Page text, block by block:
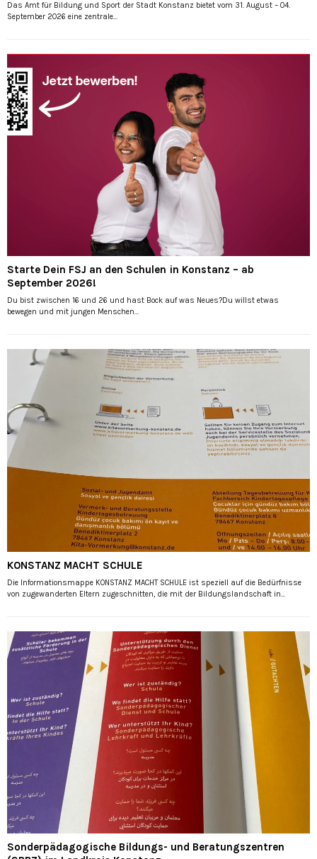
Das Amt für Bildung und Sport der Stadt Konstanz bietet vom 31. August – 04.
September 2026 eine zentrale...
Starte Dein FSJ an den Schulen in Konstanz – ab
September 2026!
Du bist zwischen 16 und 26 und hast Bock auf was Neues?Du willst etwas
bewegen und mit jungen Menschen...
KONSTANZ MACHT SCHULE
Die Informationsmappe KONSTANZ MACHT SCHULE ist speziell auf die Bedürfnisse
von zugewanderten Eltern zugeschnitten, die mit der Bildungslandschaft in...
Sonderpädagogische Bildungs- und Beratungszentren